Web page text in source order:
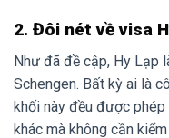
2. Đôi nét về visa
Như đã đề cập, Hy Lạp
Schengen. Bất kỳ ai là
khối này đều được
khác mà không cần